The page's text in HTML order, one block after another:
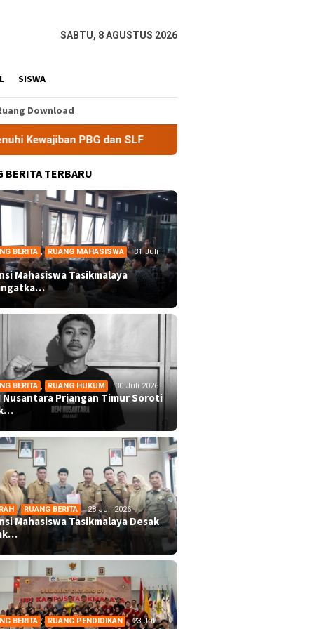
SABTU, 8 AGUSTUS 2026
SISWA
Download
dan SLF BEM Nusantara Priangan Timur Soroti
BERITA TERBARU
BERITA , RUANG MAHASISWA
31 Juli
Mahasiswa Tasikmalaya
BERITA , RUANG HUKUM 30 Juli 2026
Nusantara Priangan Timur Soroti
, RUANG BERITA 28 Juli 2026
Mahasiswa Tasikmalaya Desak
BERITA , RUANG PENDIDIKAN
23 Juli